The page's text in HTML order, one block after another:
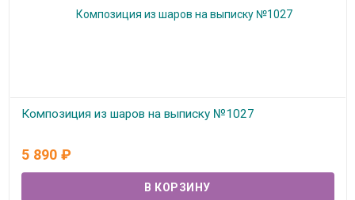
Композиция из шаров на выписку №1027
5 890 ₽